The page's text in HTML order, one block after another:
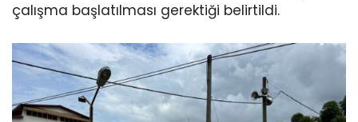
çalışma başlatılması gerektiği belirtildi.